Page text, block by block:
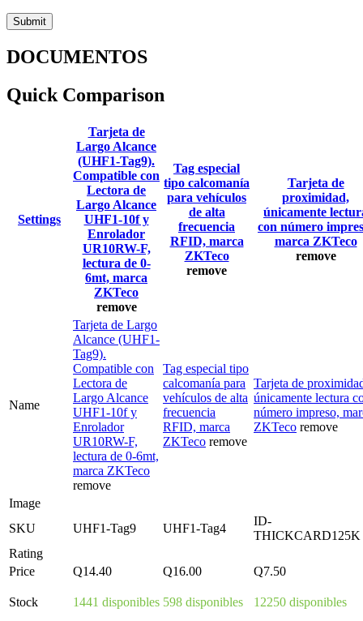
DOCUMENTOS
Quick Comparison
Settings
Tarjeta de
Largo Alcance
(UHF1-Tag9).
Compatible con
Lectora de
Largo Alcance
UHF1-10f y
Enrolador
UR10RW-F,
lectura de 0-
6mt, marca
ZKTeco
remove
Tag especial
tipo calcomanía
para vehículos
de alta
frecuencia
RFID, marca
ZKTeco
remove
Tarjeta de
proximidad,
únicamente
con número
marca ZKTeco
remove
Name
Tarjeta de Largo
Alcance (UHF1-
Tag9).
Compatible con
Lectora de
Largo Alcance
UHF1-10f y
Enrolador
UR10RW-F,
lectura de 0-6mt,
marca ZKTeco
remove
Tag especial tipo
calcomanía para
vehículos de alta
frecuencia
RFID, marca
ZKTeco remove
Tarjeta de
únicamente lectura
número impreso,
ZKTeco remove
Image
SKU
UHF1-Tag9 UHF1-Tag4
ID-
THICKCARD125K
Rating
Price
Q14.40 Q16.00 Q7.50
Stock 1441 disponibles 598 disponibles 12250 disponibles